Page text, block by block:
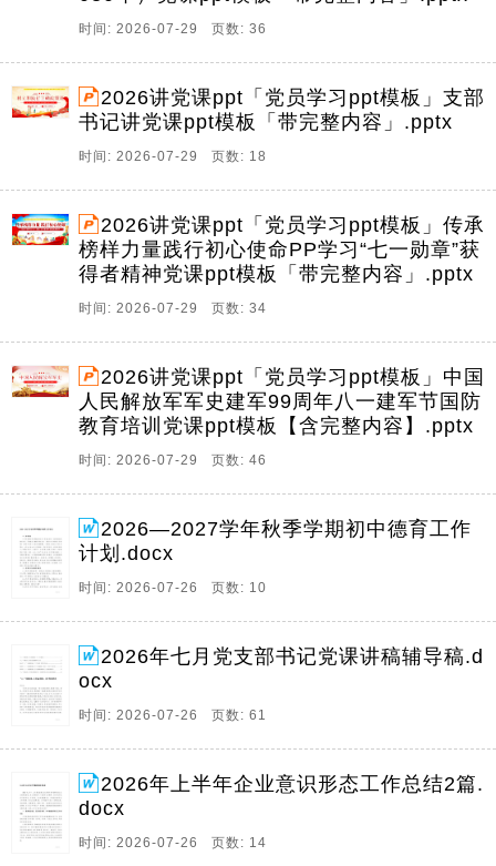
时间: 2026-07-29 页数: 36
2026讲党课ppt「党员学习ppt模板」支部
书记讲党课ppt模板「带完整内容」.pptx
时间: 2026-07-29 页数: 18
2026讲党课ppt「党员学习ppt模板」传承
榜样力量践行初心使命PP学习“七一勋章”获
得者精神党课ppt模板「带完整内容」.pptx
时间: 2026-07-29 页数: 34
2026讲党课ppt「党员学习ppt模板」中国
人民解放军军史建军99周年八一建军节国防
教育培训党课ppt模板【含完整内容】.pptx
时间: 2026-07-29 页数: 46
2026—2027学年秋季学期初中德育工作
计划.docx
时间: 2026-07-26 页数: 10
2026年七月党支部书记党课讲稿辅导稿.d
ocx
时间: 2026-07-26 页数: 61
2026年上半年企业意识形态工作总结2篇.
docx
时间: 2026-07-26 页数: 14